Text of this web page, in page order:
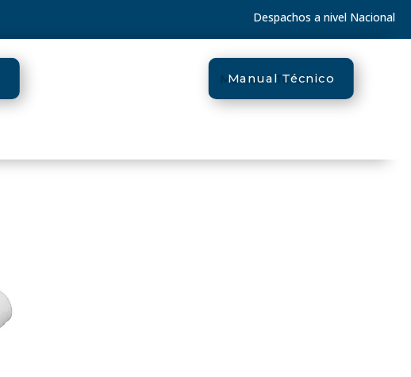
Despachos a nivel Nacional
Manual Técnico